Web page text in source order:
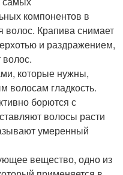
компонентов в
волос. Крапива снимает
и раздражением,
волос.
которые нужны,
волосам гладкость.
борются с
волосы расти
умеренный
вещество, одно из